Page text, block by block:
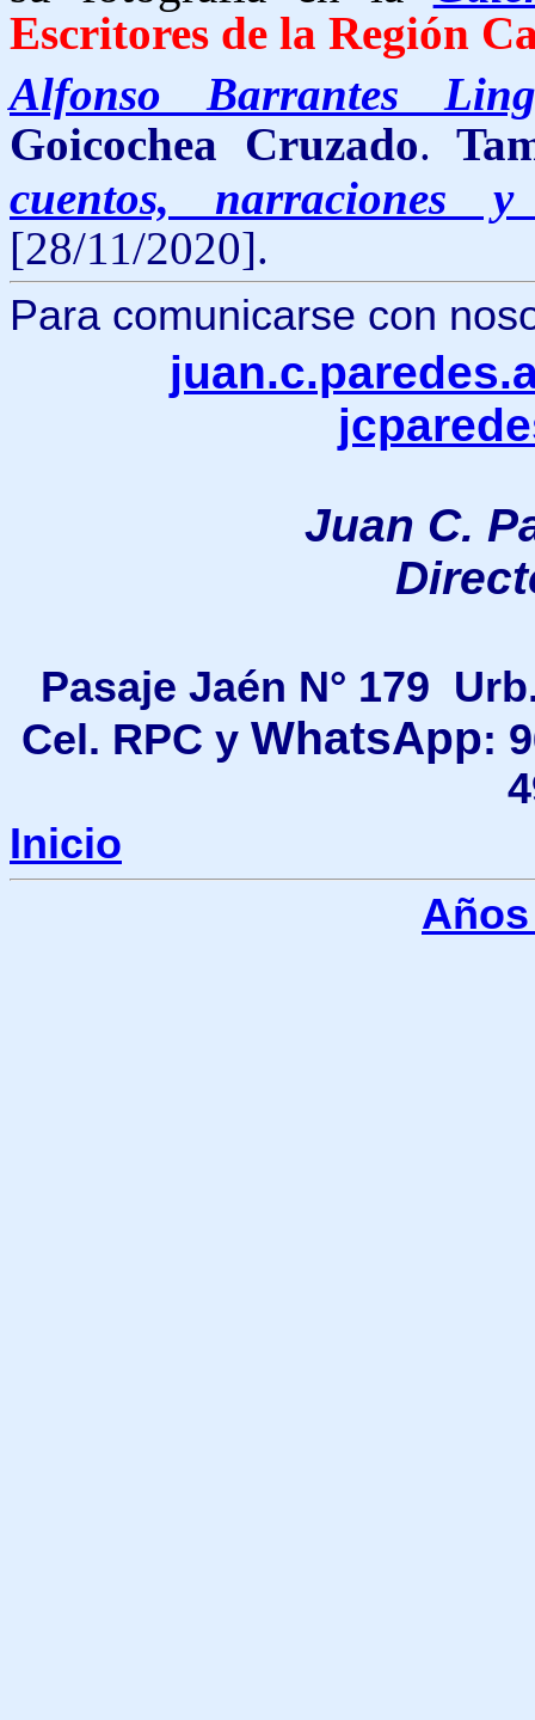
Escritores de la Región
Alfonso Barrantes
Goicochea Cruzado.
cuentos, narraciones
[28/11/2020].
Para comunicarse con
Juan C.
Pasaje Jaén N° 179
Cel. RPC y WhatsApp:
Inicio